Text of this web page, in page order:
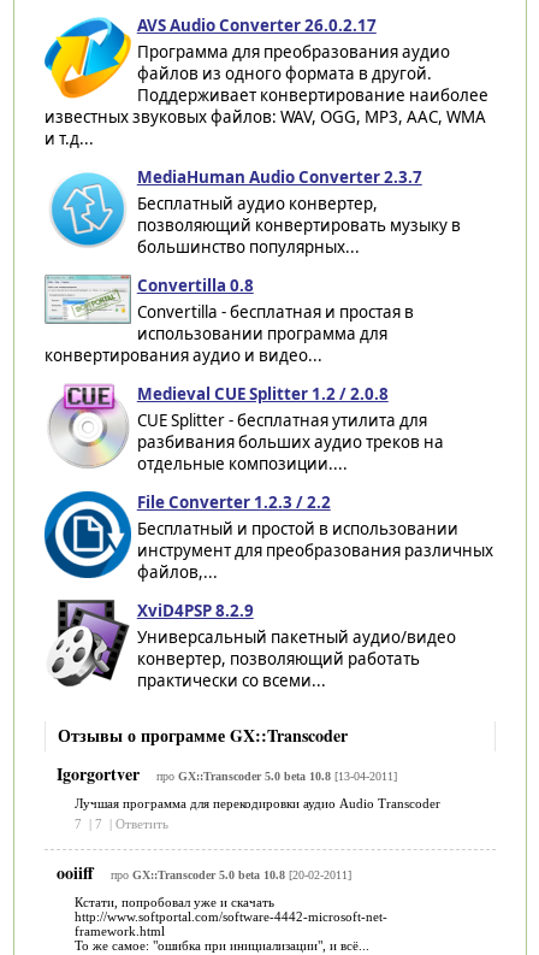
AVS Audio Converter 26.0.2.17
Программа для преобразования аудио
файлов из одного формата в другой.
Поддерживает конвертирование наиболее
известных звуковых файлов: WAV, OGG, MP3, AAC, WMA
и т.д...
MediaHuman Audio Converter 2.3.7
Бесплатный аудио конвертер,
позволяющий конвертировать музыку в
большинство популярных...
Convertilla 0.8
Convertilla - бесплатная и простая в
использовании программа для
конвертирования аудио и видео...
Medieval CUE Splitter 1.2 / 2.0.8
CUE Splitter - бесплатная утилита для
разбивания больших аудио треков на
отдельные композиции....
File Converter 1.2.3 / 2.2
Бесплатный и простой в использовании
инструмент для преобразования различных
файлов,...
XviD4PSP 8.2.9
Универсальный пакетный аудио/видео
конвертер, позволяющий работать
практически со всеми...
Отзывы о программе GX::Transcoder
Igorgortver
про GX::Transcoder 5.0 beta 10.8[13-04-2011]
Лучшая программа для перекодировки аудио Audio Transcoder
7
7 Ответить
ooiiff про GX::Transcoder 5.0 beta 10.8[20-02-2011]
Кстати, попробовал уже и скачать
http://www.softportal.com/software-4442-microsoft-net-
framework.html
То же самое: "ошибка при инициализации", и всё...